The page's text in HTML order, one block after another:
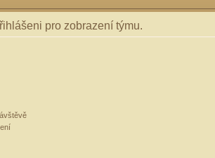
pro zobrazení týmu.